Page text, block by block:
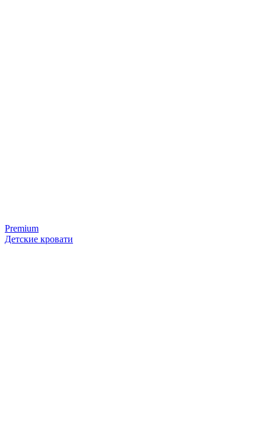
Premium
Детские кровати